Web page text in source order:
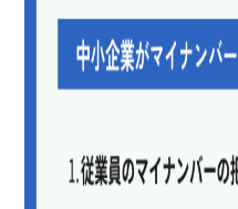
一括削除
二重認証
差戻通知